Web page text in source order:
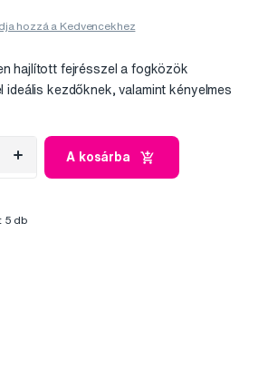
hajlított fejrésszel a fogközök
kezdőknek, valamint kényelmes
A kosárba
5 db